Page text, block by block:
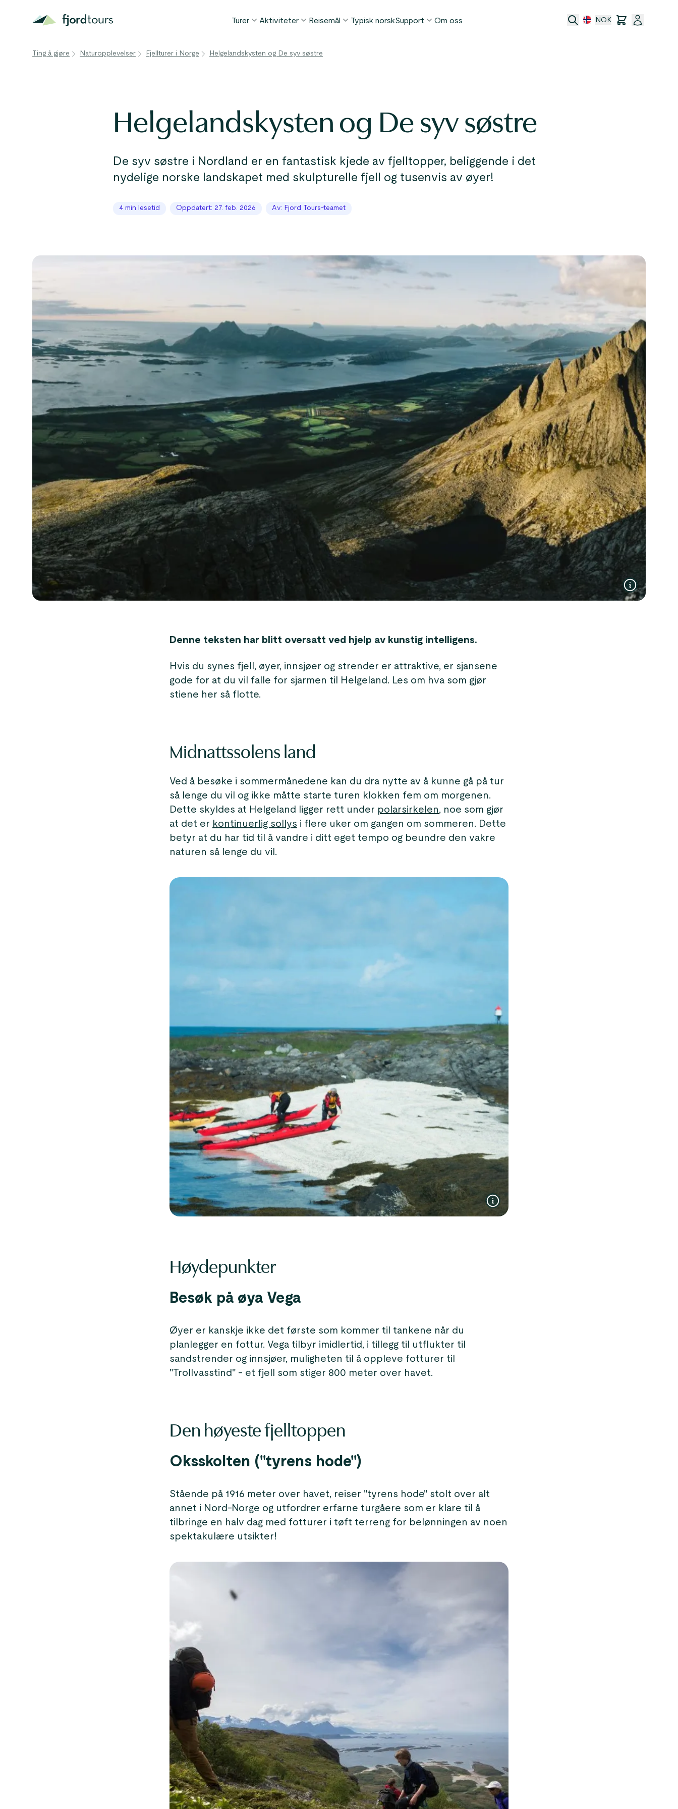
Turer
POPULÆRE SOMMERTURER
Vinterturer
Aktiviteter
POPULÆRT DENNE SOMMEREN
ETTER AKTIVITET
Fjordcruise
Kajakkturer
Se alle aktiviteter
Reisemål
TING Å GJØRE I...
Ålesund
Geiranger
Fjorder
Typisk norskSupport
Betingelser
Om oss NOK
Ting å gjøre Naturopplevelser Fjellturer i Norge Helgelandskysten og De syv søstre
Helgelandskysten og De syv søstre
De syv søstre i Nordland er en fantastisk kjede av fjelltopper, beliggende i det
nydelige norske landskapet med skulpturelle fjell og tusenvis av øyer!
4 min lesetid Oppdatert: 27. feb. 2026 Av: Fjord Tours-teamet
Denne teksten har blitt oversatt ved hjelp av kunstig intelligens.
Hvis du synes fjell, øyer, innsjøer og strender er attraktive, er sjansene
gode for at du vil falle for sjarmen til Helgeland. Les om hva som gjør
stiene her så flotte.
Midnattssolens land
Ved å besøke i sommermånedene kan du dra nytte av å kunne gå på tur
så lenge du vil og ikke måtte starte turen klokken fem om morgenen.
Dette skyldes at Helgeland ligger rett under polarsirkelen, noe som gjør
at det er kontinuerlig sollys i flere uker om gangen om sommeren. Dette
betyr at du har tid til å vandre i ditt eget tempo og beundre den vakre
naturen så lenge du vil.
Høydepunkter
Besøk på øya Vega
Øyer er kanskje ikke det første som kommer til tankene når du
planlegger en fottur. Vega tilbyr imidlertid, i tillegg til utflukter til
sandstrender og innsjøer, muligheten til å oppleve fotturer til
"Trollvasstind" - et fjell som stiger 800 meter over havet.
Den høyeste fjelltoppen
Oksskolten ("tyrens hode")
Stående på 1916 meter over havet, reiser "tyrens hode" stolt over alt
annet i Nord-Norge og utfordrer erfarne turgåere som er klare til å
tilbringe en halv dag med fotturer i tøft terreng for belønningen av noen
spektakulære utsikter!